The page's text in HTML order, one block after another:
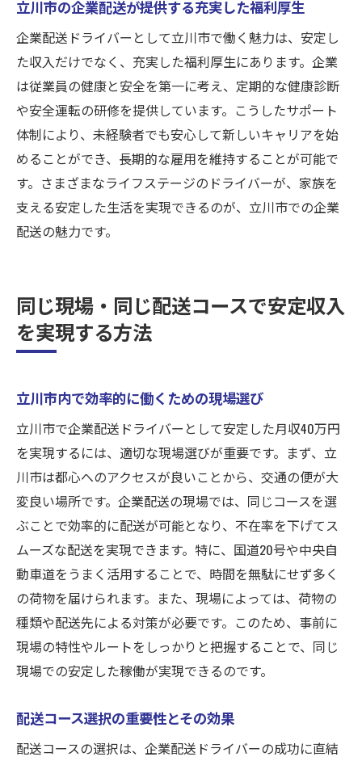
企業配送での女性ドライバーの成功事例
仕事と家庭を両立できる企業配送のシフト
女性が企業配送を選ぶ利点とその魅力
柔軟な働き方で月収40万円を実現する企業配送
のポイント
立川市での柔軟な勤務時間の利点
個々のライフスタイルに合った働き方
収入とワークライフバランスの両立法
月収40万円を安定して稼ぐための柔軟性
立川市の企業配送が提供する充実した福利厚生
企業配送ドライバーとして立川市で働く魅力は、安定し
た収入だけでなく、充実した福利厚生にあります。企業
は従業員の健康と安全を第一に考え、定期的な健康診断
や安全運転の研修を提供しています。こうしたサポート
体制により、未経験者でも安心して新しいキャリアを始
めることができ、長期的な雇用を維持することが可能で
す。さまざまなライフステージのドライバーが、家族を
支える安定した生活を実現できるのが、立川市での企業
配送の魅力です。
同じ現場・同じ配送コースで安定収入
を実現する方法
立川市内で効率的に働くための現場選び
立川市で企業配送ドライバーとして安定した月収40万円
を実現するには、適切な現場選びが重要です。まず、立
川市は都心へのアクセスが良いことから、交通の便が大
変良い場所です。企業配送の現場では、同じコースを選
ぶことで効率的に配送が可能となり、不在率を下げてス
ムーズな配送を実現できます。特に、国道20号や中央自
動車道をうまく活用することで、時間を無駄にせず多く
の荷物を届けられます。また、現場によっては、荷物の
種類や配送先による対策が必要です。このため、事前に
現場の特性やルートをしっかりと把握することで、同じ
現場での安定した稼働が実現できるのです。
配送コース選択の重要性とその効果
配送コースの選択は、企業配送ドライバーの成功に直結